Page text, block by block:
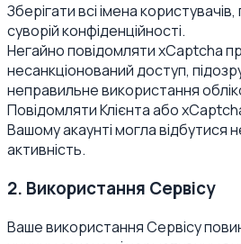
Зберігати всі імена
суворій конфіденційності.
Негайно повідомляти xCaptcha
несанкціонований доступ,
неправильне використання
Повідомляти Клієнта або
Вашому акаунті могла відбутися
активність.
2. Використання Сервісу
Ваше використання Сервісу